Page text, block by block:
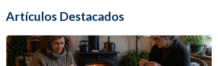
Artículos Destacados